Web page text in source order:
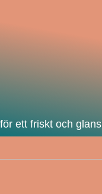
ett friskt och